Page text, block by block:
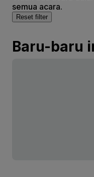
semua acara.
Reset filter
Baru-baru